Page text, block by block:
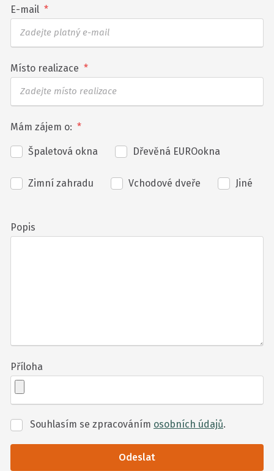
E-mail *
Místo realizace *
Mám zájem o: *
Špaletová
Špaletová okna
DřevěnáDřevěná EUROokna
ZimníZimní zahradu
Vchodové
Vchodové dveře Jiné Jiné
Popis
Příloha
Souhlasím
Souhlasím se zpracováním osobních údajů.
Odeslat